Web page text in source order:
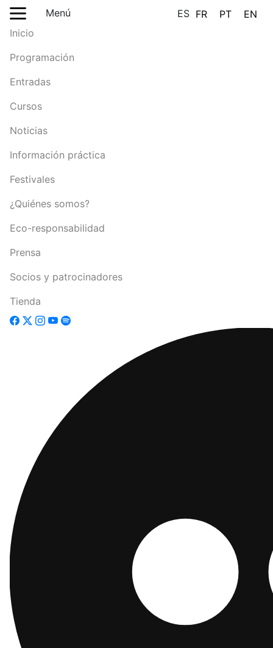
Menú ES FR PT
EN
Inicio
Programación
Entradas
Cursos
Noticias
Información práctica
Festivales
¿Quiénes somos?
Eco-responsabilidad
Prensa
Socios y patrocinadores
Tienda